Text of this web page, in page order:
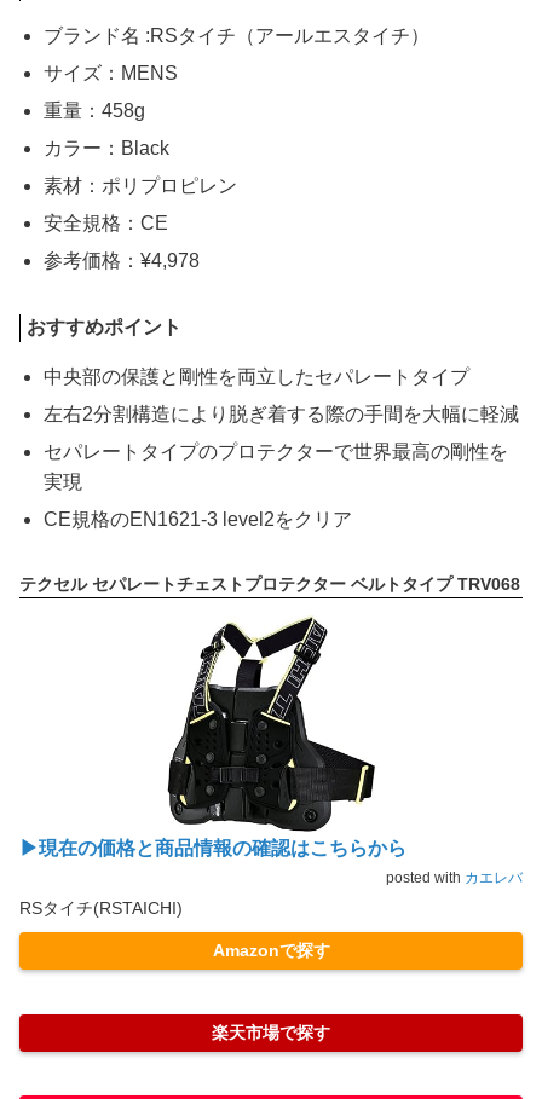
ブランド名 :RSタイチ（アールエスタイチ）
サイズ：MENS
重量：458g
カラー：Black
素材：ポリプロピレン
安全規格：CE
参考価格：¥4,978
おすすめポイント
中央部の保護と剛性を両立したセパレートタイプ
左右2分割構造により脱ぎ着する際の手間を大幅に軽減
セパレートタイプのプロテクターで世界最高の剛性を
実現
CE規格のEN1621-3 level2をクリア
テクセル セパレートチェストプロテクター ベルトタイプ TRV068
▶現在の価格と商品情報の確認はこちらから
posted with カエレバ
RSタイチ(RSTAICHI)
Amazonで探す
楽天市場で探す